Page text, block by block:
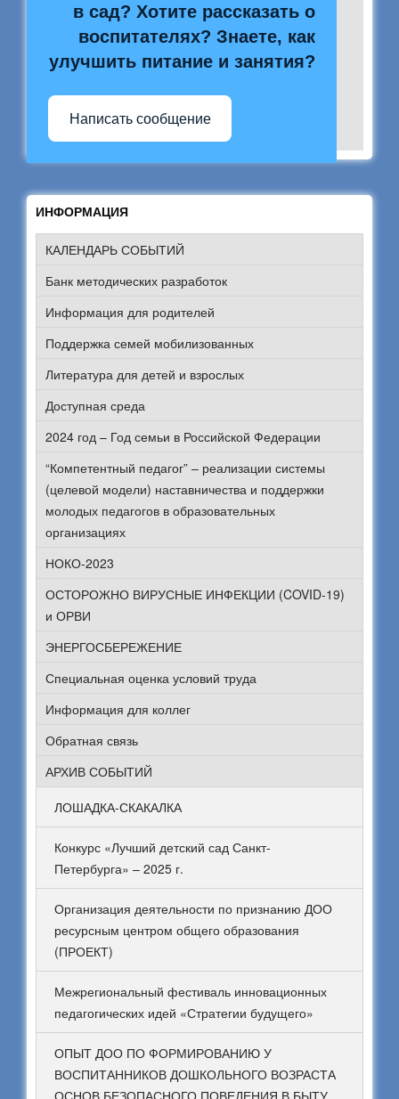
в сад? Хотите рассказать о
воспитателях? Знаете, как
улучшить питание и занятия?
Написать сообщение
ИНФОРМАЦИЯ
КАЛЕНДАРЬ СОБЫТИЙ
Банк методических разработок
Информация для родителей
Поддержка семей мобилизованных
Литература для детей и взрослых
Доступная среда
2024 год – Год семьи в Российской Федерации
“Компетентный педагог” – реализации системы
(целевой модели) наставничества и поддержки
молодых педагогов в образовательных
организациях
НОКО-2023
ОСТОРОЖНО ВИРУСНЫЕ ИНФЕКЦИИ (COVID-19)
и ОРВИ
ЭНЕРГОСБЕРЕЖЕНИЕ
Специальная оценка условий труда
Информация для коллег
Обратная связь
АРХИВ СОБЫТИЙ
ЛОШАДКА-СКАКАЛКА
Конкурс «Лучший детский сад Санкт-
Петербурга» – 2025 г.
Организация деятельности по признанию ДОО
ресурсным центром общего образования
(ПРОЕКТ)
Межрегиональный фестиваль инновационных
педагогических идей «Стратегии будущего»
ОПЫТ ДОО ПО ФОРМИРОВАНИЮ У
ВОСПИТАННИКОВ ДОШКОЛЬНОГО ВОЗРАСТА